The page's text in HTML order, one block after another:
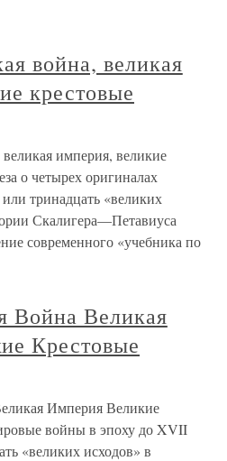
война, великая
крестовые
империя, великие
о четырех оригиналах
тринадцать «великих
Скалигера—Петавиуса
современного «учебника по
Война Великая
Крестовые
Империя Великие
войны в эпоху до XVII
«великих исходов» в